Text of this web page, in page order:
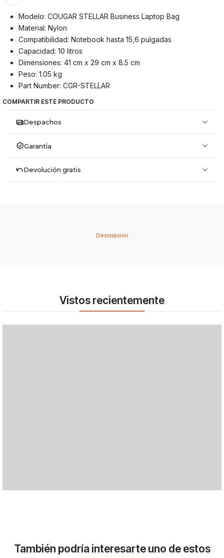
Modelo: COUGAR STELLAR Business Laptop Bag
Material: Nylon
Compatibilidad: Notebook hasta 15,6 pulgadas
Capacidad: 10 litros
Dimensiones: 41 cm x 29 cm x 8.5 cm
Peso: 1.05 kg
Part Number: CGR-STELLAR
COMPARTIR ESTE PRODUCTO
Despachos
Garantía
Devolución gratis
Descripción
Vistos recientemente
También podría interesarte uno de estos